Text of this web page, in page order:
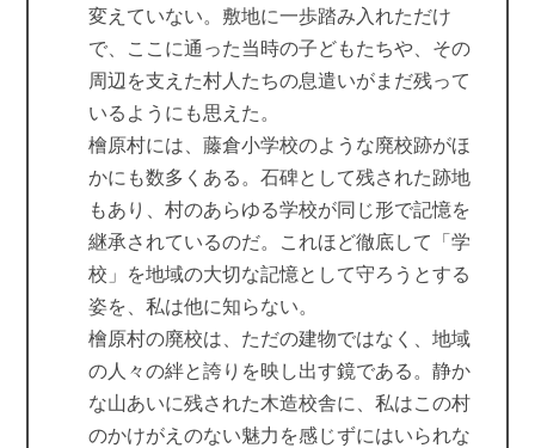
変えていない。敷地に一歩踏み入れただけ
で、ここに通った当時の子どもたちや、その
周辺を支えた村人たちの息遣いがまだ残って
いるようにも思えた。
檜原村には、藤倉小学校のような廃校跡がほ
かにも数多くある。石碑として残された跡地
もあり、村のあらゆる学校が同じ形で記憶を
継承されているのだ。これほど徹底して「学
校」を地域の大切な記憶として守ろうとする
姿を、私は他に知らない。
檜原村の廃校は、ただの建物ではなく、地域
の人々の絆と誇りを映し出す鏡である。静か
な山あいに残された木造校舎に、私はこの村
のかけがえのない魅力を感じずにはいられな